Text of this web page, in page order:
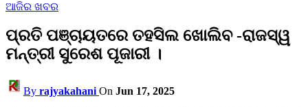
ଆଜିର ଖବର
ପ୍ରତି ପଞ୍ଚାୟତରେ ତହସିଲ ଖୋଲିବ -ରାଜସ୍ୱ
ମନ୍ତ୍ରୀ ସୁରେଶ ପୂଜାରୀ ।
By rajyakahani On Jun 17, 2025